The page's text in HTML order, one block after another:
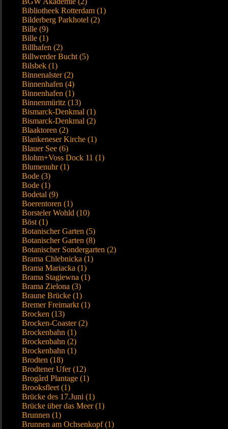
Bibliotheek Rotterdam (1)
Bilderberg Parkhotel (2)
Bille (9)
Bille (1)
Billhafen (2)
Billwerder Bucht (5)
Bilsbek (1)
Binnenalster (2)
Binnenhafen (4)
Binnenhafen (1)
Binnenmüritz (13)
Bismarck-Denkmal (1)
Bismarck-Denkmal (2)
Blaaktoren (2)
Blankeneser Kirche (1)
Blauer See (6)
Blohm+Voss Dock 11 (1)
Blumenuhr (1)
Bode (3)
Bode (1)
Bodetal (9)
Boerentoren (1)
Borsteler Wohld (10)
Böst (1)
Botanischer Garten (5)
Botanischer Garten (8)
Botanischer Sondergarten (2)
Brama Chlebnicka (1)
Brama Mariacka (1)
Brama Stagiewna (1)
Brama Zielona (3)
Braune Brücke (1)
Bremer Freimarkt (1)
Brocken (13)
Brocken-Coaster (2)
Brockenbahn (1)
Brockenbahn (2)
Brockenbahn (1)
Brodten (18)
Brodtener Ufer (12)
Brogård Plantage (1)
Brooksfleet (1)
Brücke des 17.Juni (1)
Brücke über das Meer (1)
Brunnen (1)
Brunnen am Ochsenkopf (1)